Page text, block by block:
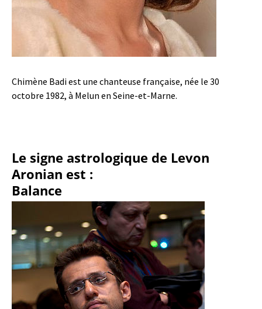
Chimène Badi est une chanteuse française, née le 30
octobre 1982, à Melun en Seine-et-Marne.
Le signe astrologique de Levon
Aronian est :
Balance